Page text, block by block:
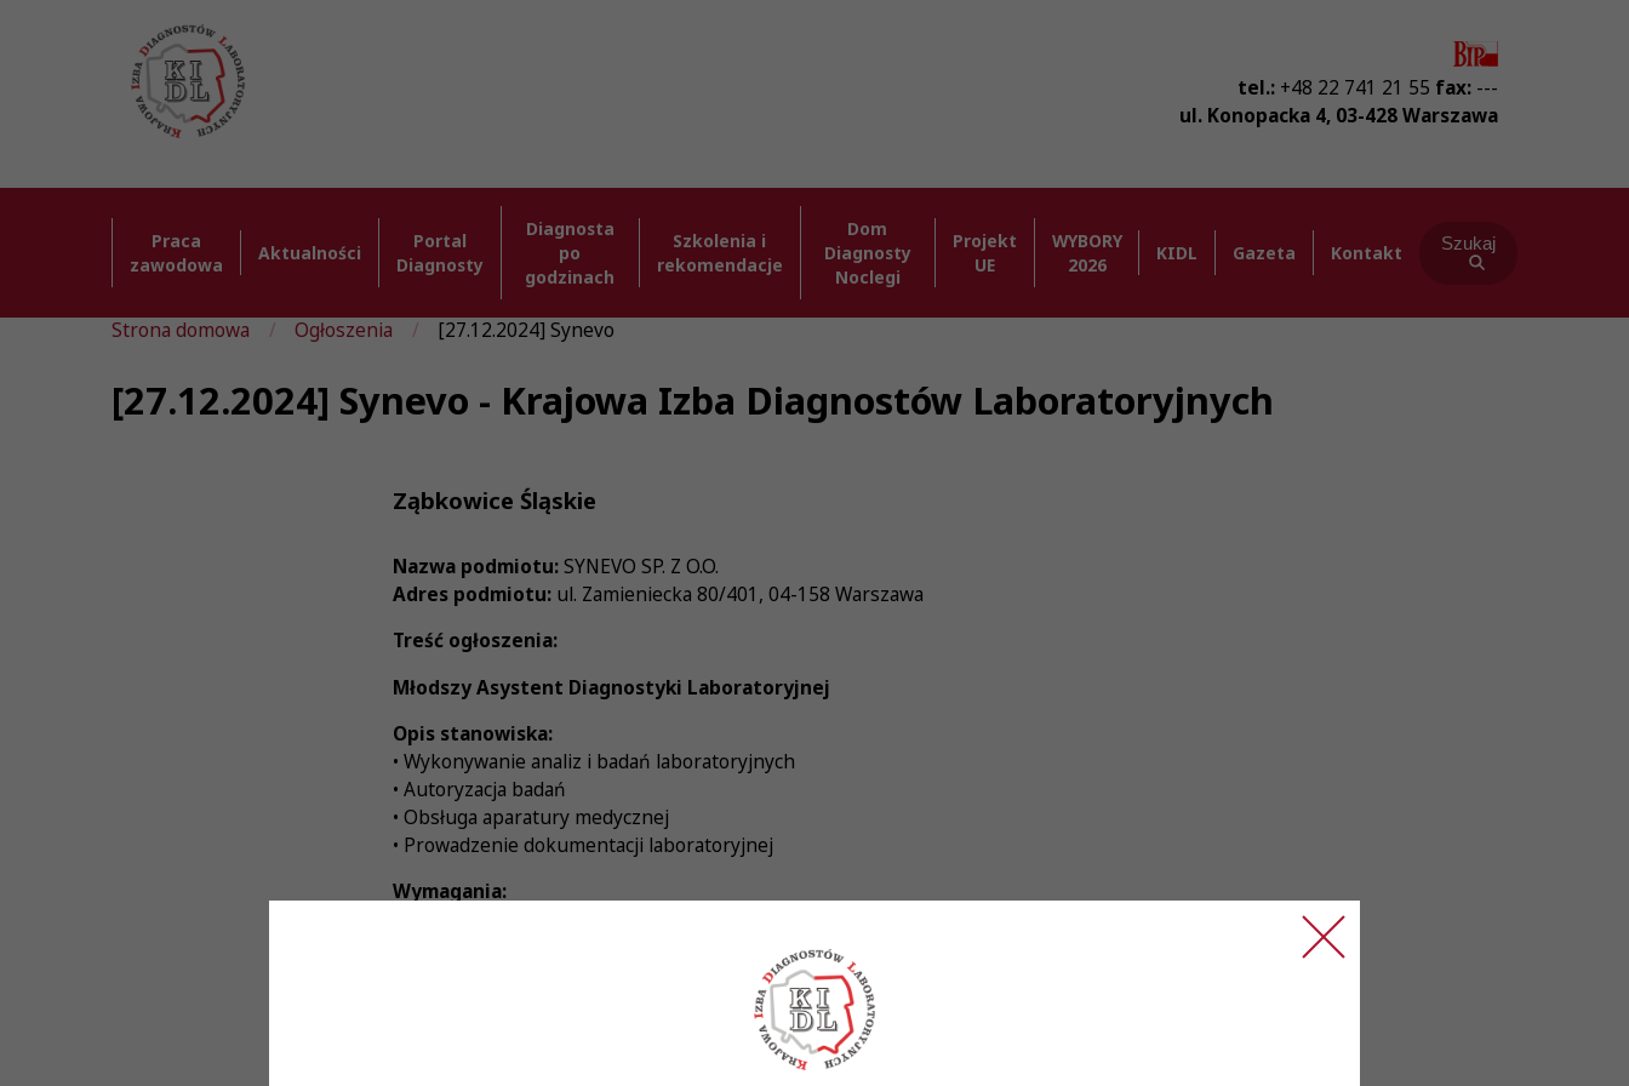
tel.: +48 22 741 21 55 fax: ---
ul. Konopacka 4, 03-428Warszawa
Praca
zawodowa
Aktualności
Portal
Diagnosty
Diagnosta
po
godzinach
Szkolenia i
rekomendacje
Dom
Diagnosty
Noclegi
Projekt
UE
WYBORY
2026
KIDL Gazeta Kontakt Szukaj
Strona domowa Ogłoszenia [27.12.2024] Synevo
[27.12.2024] Synevo - Krajowa Izba Diagnostów Laboratoryjnych
Ząbkowice Śląskie
Nazwa podmiotu:SYNEVO SP. Z O.O.
Adres podmiotu:ul. Zamieniecka 80/401, 04-158 Warszawa
Treść ogłoszenia:
Młodszy Asystent Diagnostyki Laboratoryjnej
Opis stanowiska:
• Wykonywanie analiz i badań laboratoryjnych
• Autoryzacja badań
• Obsługa aparatury medycznej
• Prowadzenie dokumentacji laboratoryjnej
Wymagania:
• Bardzo dobra organizacja pracy własnej oraz dokładność
• Gotowość do pracy w trybie zmianowym lub dyżurowym (dodatkowy atut)